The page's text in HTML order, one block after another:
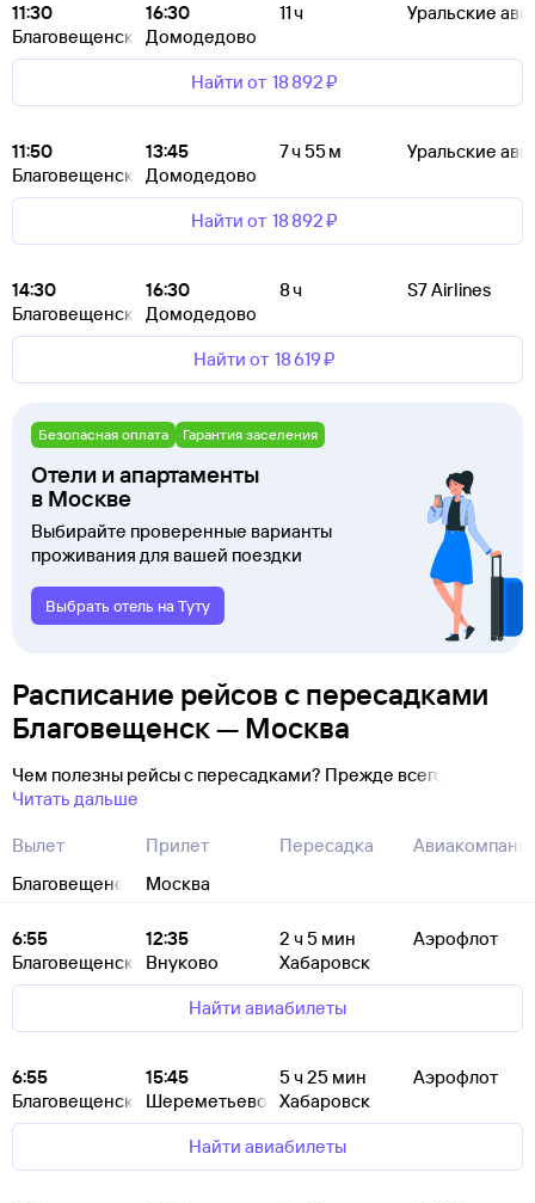
11:30
Благовещенск
16:30
Домодедово
11 ч Уральские
Найти от 18 ⁠892 ⁠₽
11:50
Благовещенск
13:45
Домодедово
7 ч 55 м Уральские
Найти от 18 ⁠892 ⁠₽
14:30
Благовещенск
16:30
Домодедово
8 ч S7 Airlines
Найти от 18 ⁠619 ⁠₽
Безопасная оплата Гарантия заселения
Отели и апартаменты
в Москве
Выбирайте проверенные варианты
проживания для вашей поездки
Выбрать отель на Туту
Расписание рейсов с пересадками
Благовещенск — Москва
Чем полезны рейсы с пересадками? Прежде всего
Читать дальше
Вылет
Благовещенск
Прилет
Москва
Пересадка
6:55
Благовещенск
12:35
Внуково
2 ч 5 мин
Хабаровск
Аэрофлот
Найти авиабилеты
6:55
Благовещенск
15:45
Шереметьево
5ч 25 мин
Хабаровск
Аэрофлот
Найти авиабилеты